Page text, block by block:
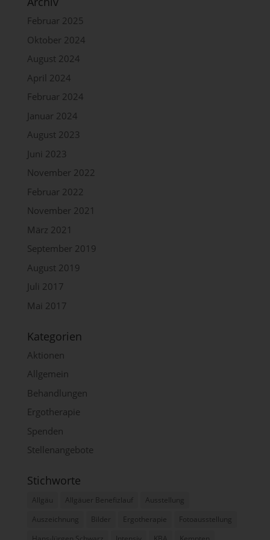
Februar 2025
Oktober 2024
August 2024
April 2024
Februar 2024
Januar 2024
August 2023
Juni 2023
November 2022
Februar 2022
November 2021
März 2021
September 2019
August 2019
Juli 2017
Mai 2017
Kategorien
Aktionen
Allgemein
Behandlungen
Ergotherapie
Spenden
Stellenangebote
Stichworte
Allgäu Allgäuer Benefizlauf
Ausstellung
Auszeichnung
Bilder Ergotherapie
Fotoausstellung
Verantwortlichen
Verantwortlicher im Sinne der Datenschutz-Grundverordnung,
sonstiger in den Mitgliedstaaten der Europäischen Union
geltenden Datenschutzgesetze und anderer Bestimmungen mit
datenschutzrechtlichem Charakter ist die:
Körperbehinderte Allgäu gGmbH
Dr. Michael Knauth
87435 Kempten
Deutschland
Telefon: 0831 51239610
E-Mail:
UST-ID: 127/147/00 268
Cookies / SessionStorage / LocalStorage
Die Internetseiten verwenden teilweise so genannte Cookies,
LocalStorage und SessionStorage. Dies dient dazu, unser
Angebot nutzerfreundlicher, effektiver und sicherer zu machen.
Local Storage und SessionStorage ist eine Technologie, mit
welcher ihr Browser Daten auf Ihrem Computer oder mobilen
Gerät abspeichert. Cookies sind Textdateien, welche über einen
Internetbrowser auf einem Computersystem abgelegt und
gespeichert werden. Sie können die Verwendung von Cookies,
LocalStorage und SessionStorage durch entsprechende
Cookies enthalten eine sogenannte Cookie-ID. Eine Cookie-ID
Zeichenfolge, durch welche Internetseiten und Server dem
das Cookie gespeichert wurde. Dies ermöglicht es den